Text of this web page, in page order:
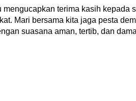
mengucapkan terima kasih kepada
Mari bersama kita jaga pesta
suasana aman, tertib, dan